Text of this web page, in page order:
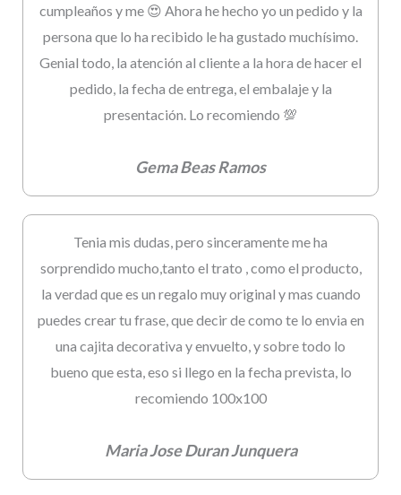
cumpleaños y me 😍 Ahora he hecho yo un pedido y la
persona que lo ha recibido le ha gustado muchísimo.
Genial todo, la atención al cliente a la hora de hacer el
pedido, la fecha de entrega, el embalaje y la
presentación. Lo recomiendo 💯
Gema Beas Ramos
Tenia mis dudas, pero sinceramente me ha
sorprendido mucho,tanto el trato , como el producto,
la verdad que es un regalo muy original y mas cuando
puedes crear tu frase, que decir de como te lo envia en
una cajita decorativa y envuelto, y sobre todo lo
bueno que esta, eso si llego en la fecha prevista, lo
recomiendo 100x100
Maria Jose Duran Junquera